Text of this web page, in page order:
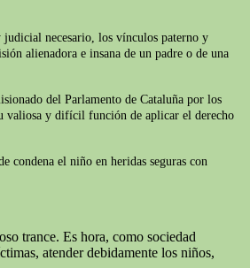
judicial necesario, los vínculos paterno y
alienadora e insana de un padre o de una
del Parlamento de Cataluña por los
valiosa y difícil función de aplicar el derecho
condena el niño en heridas seguras con
trance. Es hora, como sociedad
atender debidamente los niños,